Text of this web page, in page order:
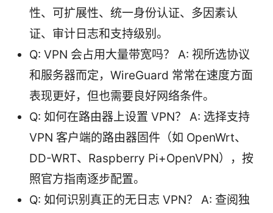
性、可扩展性、统一身份认证、多因素认
证、审计日志和支持级别。
Q: VPN 会占用大量带宽吗？ A: 视所选协议
和服务器而定，WireGuard 常常在速度方面
表现更好，但也需要良好网络条件。
Q: 如何在路由器上设置 VPN？ A: 选择支持
VPN 客户端的路由器固件（如 OpenWrt、
DD-WRT、Raspberry Pi+OpenVPN），按
照官方指南逐步配置。
Q: 如何识别真正的无日志 VPN？ A: 查阅独